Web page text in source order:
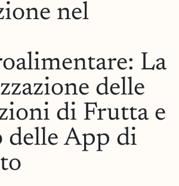
nel
La
delle
di Frutta e
delle App di